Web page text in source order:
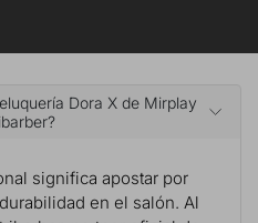
Dora X de Mirplay
significa apostar por
en el salón. Al